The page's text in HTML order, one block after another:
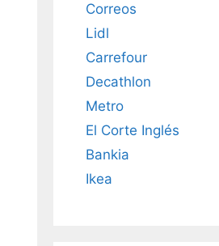
Correos
Lidl
Carrefour
Decathlon
Metro
El Corte Inglés
Bankia
Ikea